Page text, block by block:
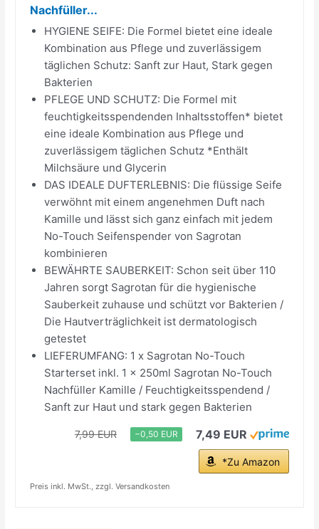
Nachfüller...
HYGIENE SEIFE: Die Formel bietet eine ideale
Kombination aus Pflege und zuverlässigem
täglichen Schutz: Sanft zur Haut, Stark gegen
Bakterien
PFLEGE UND SCHUTZ: Die Formel mit
feuchtigkeitsspendenden Inhaltsstoffen* bietet
eine ideale Kombination aus Pflege und
zuverlässigem täglichen Schutz *Enthält
Milchsäure und Glycerin
DAS IDEALE DUFTERLEBNIS: Die flüssige Seife
verwöhnt mit einem angenehmen Duft nach
Kamille und lässt sich ganz einfach mit jedem
No-Touch Seifenspender von Sagrotan
kombinieren
BEWÄHRTE SAUBERKEIT: Schon seit über 110
Jahren sorgt Sagrotan für die hygienische
Sauberkeit zuhause und schützt vor Bakterien /
Die Hautverträglichkeit ist dermatologisch
getestet
LIEFERUMFANG: 1 x Sagrotan No-Touch
Starterset inkl. 1 x 250ml Sagrotan No-Touch
Nachfüller Kamille / Feuchtigkeitsspendend /
Sanft zur Haut und stark gegen Bakterien
7,99 EUR −0,50 EUR 7,49 EUR
*Zu Amazon
Preis inkl. MwSt., zzgl. Versandkosten